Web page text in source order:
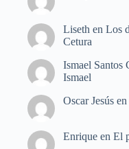
Liseth en Los
Cetura
Ismael Santos
Ismael
Oscar Jesús en
Enrique en El